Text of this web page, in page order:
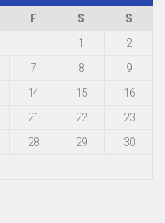
F S
S
1
2
7 8
9
14 15
16
21 22
23
28 29
30